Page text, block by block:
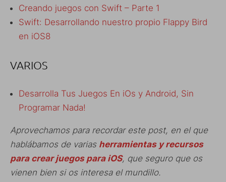
Creando juegos con Swift – Parte 1
Swift: Desarrollando nuestro propio Flappy Bird
en iOS8
VARIOS
Desarrolla Tus Juegos En iOs y Android, Sin
Programar Nada!
Aprovechamos para recordar este post, en el que
hablábamos de varias herramientas y recursos
para crear juegos para iOS, que seguro que os
vienen bien si os interesa el mundillo.